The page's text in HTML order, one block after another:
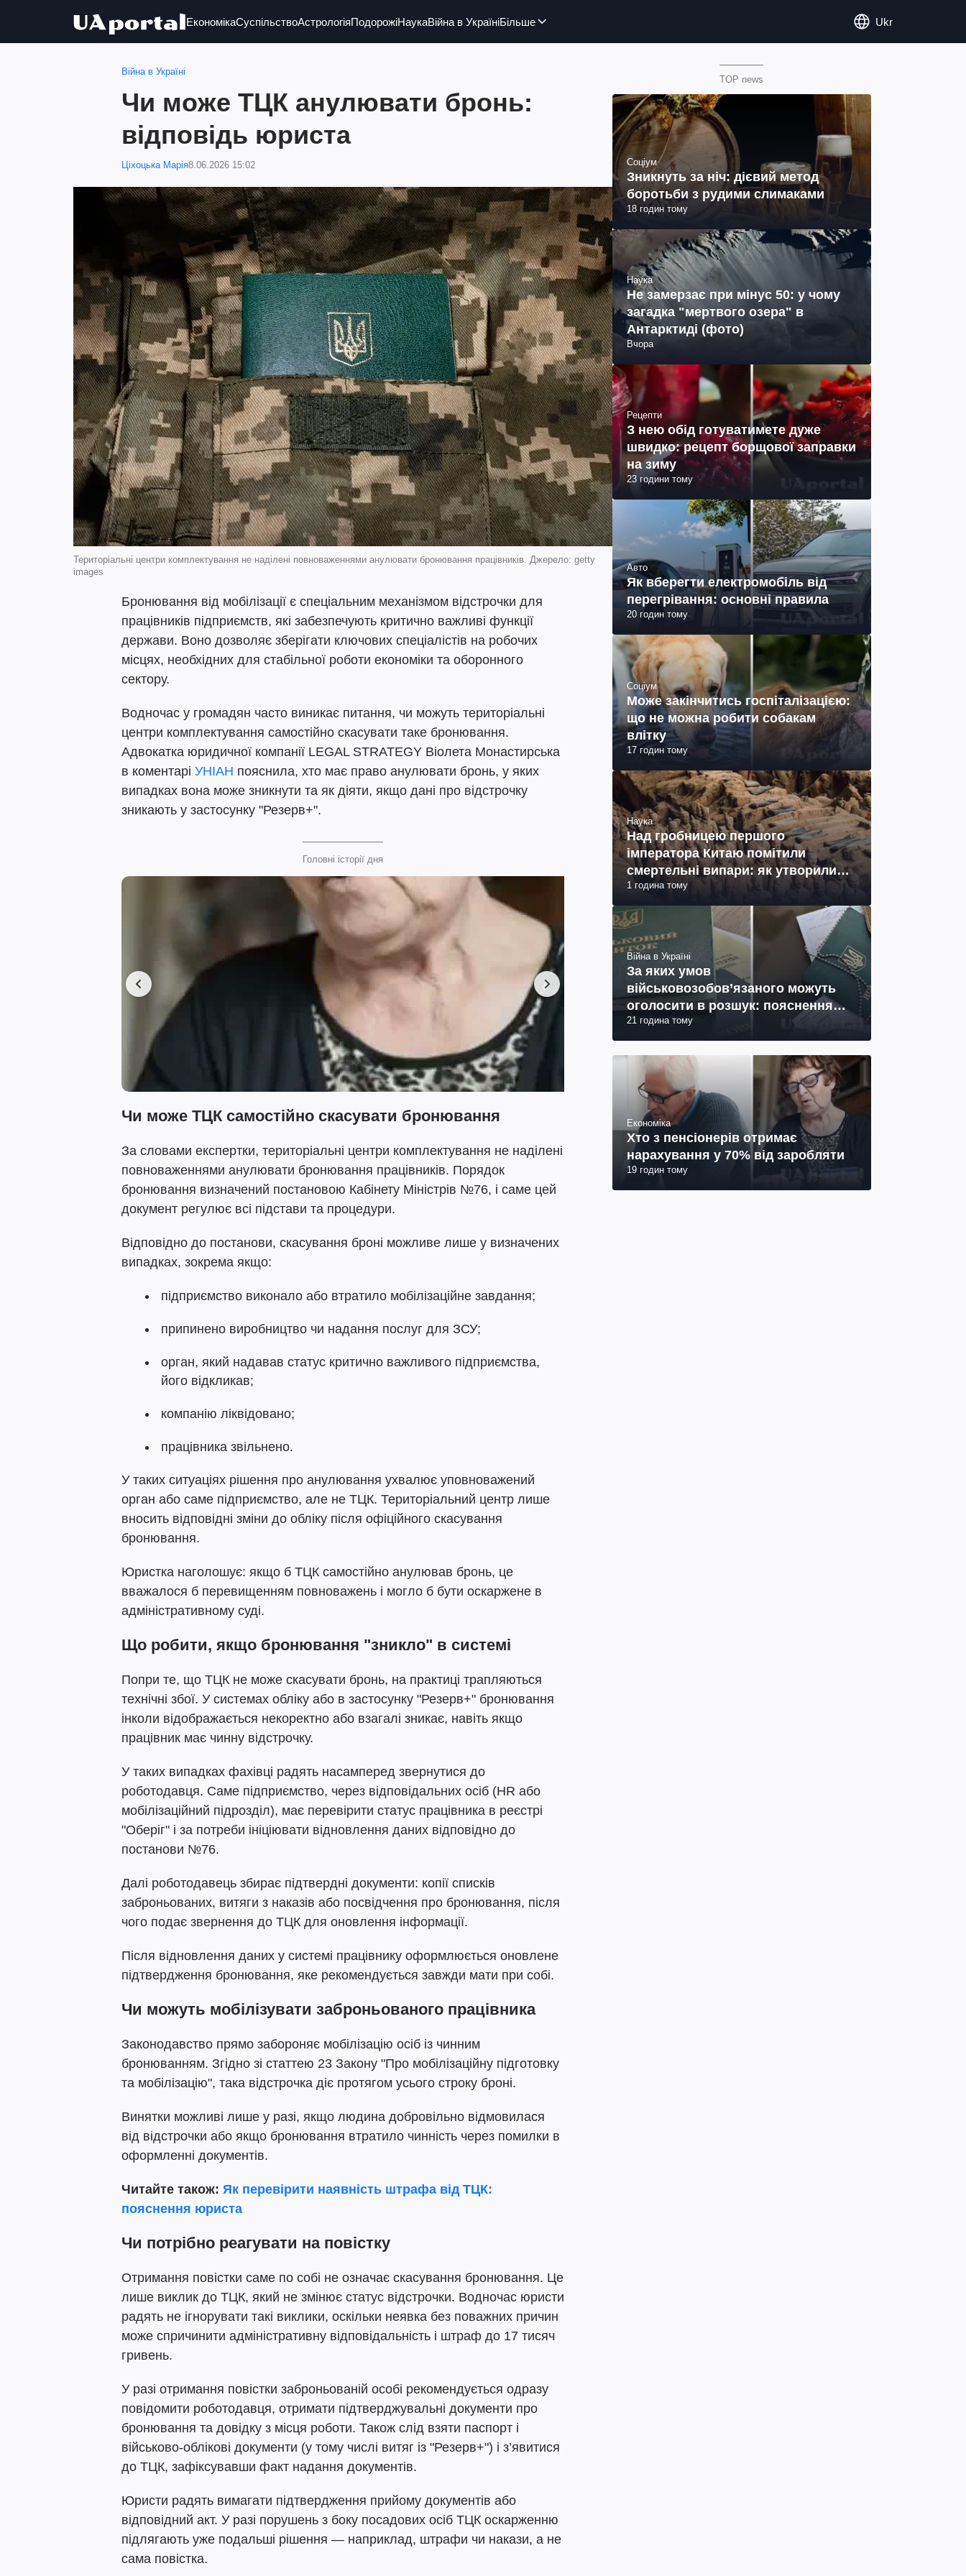
ЕкономікаСуспільствоАстрологіяПодорожіНаукаВійна в УкраїніБільше Ukr
Війна в Україні
Чи може ТЦК анулювати бронь:
відповідь юриста
Ціхоцька Марія8.06.2026 15:02
Територіальні центри комплектування не наділені повноваженнями анулювати бронювання працівників. Джерело: getty
images
Бронювання від мобілізації є спеціальним механізмом відстрочки для
працівників підприємств, які забезпечують критично важливі функції
держави. Воно дозволяє зберігати ключових спеціалістів на робочих
місцях, необхідних для стабільної роботи економіки та оборонного
сектору.
Водночас у громадян часто виникає питання, чи можуть територіальні
центри комплектування самостійно скасувати таке бронювання.
Адвокатка юридичної компанії LEGAL STRATEGY Віолета Монастирська
в коментарі УНІАН пояснила, хто має право анулювати бронь, у яких
випадках вона може зникнути та як діяти, якщо дані про відстрочку
зникають у застосунку "Резерв+".
Головні історії дня
Чи може ТЦК самостійно скасувати бронювання
За словами експертки, територіальні центри комплектування не наділені
повноваженнями анулювати бронювання працівників. Порядок
бронювання визначений постановою Кабінету Міністрів №76, і саме цей
документ регулює всі підстави та процедури.
Відповідно до постанови, скасування броні можливе лише у визначених
випадках, зокрема якщо:
підприємство виконало або втратило мобілізаційне завдання;
припинено виробництво чи надання послуг для ЗСУ;
орган, який надавав статус критично важливого підприємства,
його відкликав;
компанію ліквідовано;
працівника звільнено.
У таких ситуаціях рішення про анулювання ухвалює уповноважений
орган або саме підприємство, але не ТЦК. Територіальний центр лише
вносить відповідні зміни до обліку після офіційного скасування
бронювання.
Юристка наголошує: якщо б ТЦК самостійно анулював бронь, це
вважалося б перевищенням повноважень і могло б бути оскаржене в
адміністративному суді.
Що робити, якщо бронювання "зникло" в системі
Попри те, що ТЦК не може скасувати бронь, на практиці трапляються
технічні збої. У системах обліку або в застосунку "Резерв+" бронювання
інколи відображається некоректно або взагалі зникає, навіть якщо
працівник має чинну відстрочку.
У таких випадках фахівці радять насамперед звернутися до
роботодавця. Саме підприємство, через відповідальних осіб (HR або
мобілізаційний підрозділ), має перевірити статус працівника в реєстрі
"Оберіг" і за потреби ініціювати відновлення даних відповідно до
постанови №76.
Далі роботодавець збирає підтвердні документи: копії списків
заброньованих, витяги з наказів або посвідчення про бронювання, після
чого подає звернення до ТЦК для оновлення інформації.
Після відновлення даних у системі працівнику оформлюється оновлене
підтвердження бронювання, яке рекомендується завжди мати при собі.
Чи можуть мобілізувати заброньованого працівника
Законодавство прямо забороняє мобілізацію осіб із чинним
бронюванням. Згідно зі статтею 23 Закону "Про мобілізаційну підготовку
та мобілізацію", така відстрочка діє протягом усього строку броні.
Винятки можливі лише у разі, якщо людина добровільно відмовилася
від відстрочки або якщо бронювання втратило чинність через помилки в
оформленні документів.
Читайте також: Як перевірити наявність штрафа від ТЦК:
пояснення юриста
Чи потрібно реагувати на повістку
Отримання повістки саме по собі не означає скасування бронювання. Це
лише виклик до ТЦК, який не змінює статус відстрочки. Водночас юристи
радять не ігнорувати такі виклики, оскільки неявка без поважних причин
може спричинити адміністративну відповідальність і штраф до 17 тисяч
гривень.
У разі отримання повістки заброньованій особі рекомендується одразу
повідомити роботодавця, отримати підтверджувальні документи про
бронювання та довідку з місця роботи. Також слід взяти паспорт і
військово-облікові документи (у тому числі витяг із "Резерв+") і з’явитися
до ТЦК, зафіксувавши факт надання документів.
Юристи радять вимагати підтвердження прийому документів або
відповідний акт. У разі порушень з боку посадових осіб ТЦК оскарженню
підлягають уже подальші рішення — наприклад, штрафи чи накази, а не
сама повістка.
TOP news
Соціум
Зникнуть за ніч: дієвий метод
боротьби з рудими слимаками
18 годин тому
Наука
Не замерзає при мінус 50: у чому
загадка "мертвого озера" в
Антарктиді (фото)
Вчора
Рецепти
З нею обід готуватимете дуже
швидко: рецепт борщової заправки
на зиму
23 години тому
Авто
Як вберегти електромобіль від
перегрівання: основні правила
20 годин тому
Соціум
Може закінчитись госпіталізацією:
що не можна робити собакам
влітку
17 годин тому
Наука
Над гробницею першого
імператора Китаю помітили
смертельні випари: як утворились
(фото)
1 година тому
Війна в Україні
За яких умов
військовозобов’язаного можуть
оголосити в розшук: пояснення
юриста
21 година тому
Економіка
Хто з пенсіонерів отримає
нарахування у 70% від заробляти
19 годин тому